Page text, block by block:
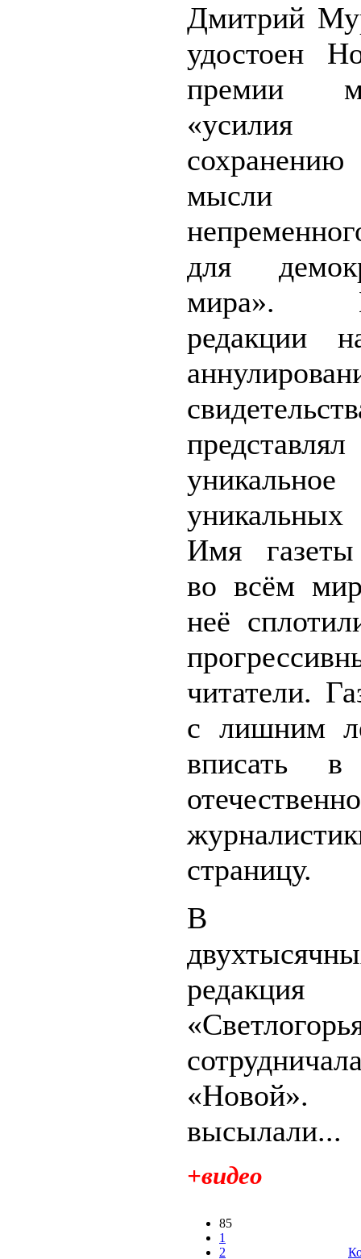
Дмитрий
удостоен
премии
для
мира».
редакции
уникальное
уникальных
Имя газеты
во всём
неё
читатели.
с лишним
вписать в
страницу.
В
редакция
высылали...
+видео
85
1
2